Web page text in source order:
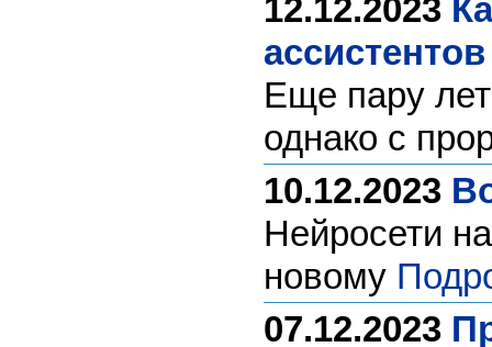
12.12.2023
ассистентов
Еще пару
однако с
10.12.2023
Нейросети
новому
07.12.2023